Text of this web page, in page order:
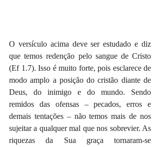
O versículo acima deve ser estudado e diz
que temos redenção pelo sangue de Cristo
(Ef 1.7). Isso é muito forte, pois esclarece de
modo amplo a posição do cristão diante de
Deus, do inimigo e do mundo. Sendo
remidos das ofensas – pecados, erros e
demais tentações – não temos mais de nos
sujeitar a qualquer mal que nos sobrevier. As
riquezas da Sua graça tornaram-se